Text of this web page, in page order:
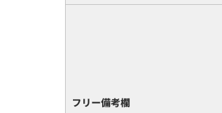
フリー備考欄